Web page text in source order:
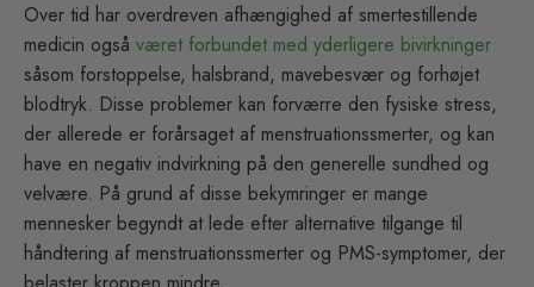
Over tid har overdreven afhængighed af smertestillende
medicin også været forbundet med yderligere bivirkninger
såsom forstoppelse, halsbrand, mavebesvær og forhøjet
blodtryk. Disse problemer kan forværre den fysiske stress,
der allerede er forårsaget af menstruationssmerter, og kan
have en negativ indvirkning på den generelle sundhed og
velvære. På grund af disse bekymringer er mange
mennesker begyndt at lede efter alternative tilgange til
håndtering af menstruationssmerter og PMS-symptomer, der